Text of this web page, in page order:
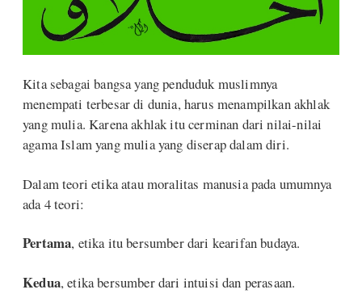
Kita sebagai bangsa yang penduduk muslimnya
menempati terbesar di dunia, harus menampilkan akhlak
yang mulia. Karena akhlak itu cerminan dari nilai-nilai
agama Islam yang mulia yang diserap dalam diri.
Dalam teori etika atau moralitas manusia pada umumnya
ada 4 teori:
Pertama, etika itu bersumber dari kearifan budaya.
Kedua, etika bersumber dari intuisi dan perasaan.